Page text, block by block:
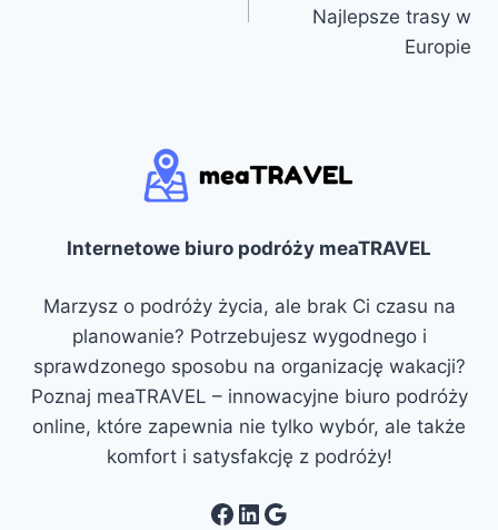
Najlepsze trasy w
Europie
Internetowe biuro podróży meaTRAVEL
Marzysz o podróży życia, ale brak Ci czasu na
planowanie? Potrzebujesz wygodnego i
sprawdzonego sposobu na organizację wakacji?
Poznaj meaTRAVEL – innowacyjne biuro podróży
online, które zapewnia nie tylko wybór, ale także
komfort i satysfakcję z podróży!
Facebook
LinkedIn
Google